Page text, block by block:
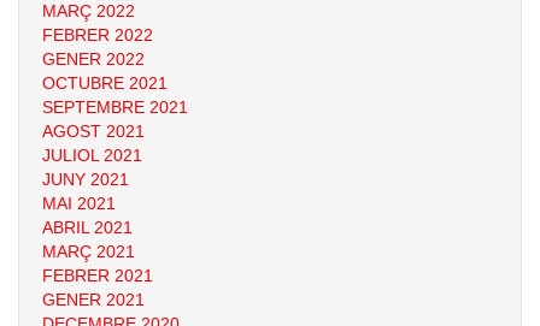
MARÇ 2022
FEBRER 2022
GENER 2022
OCTUBRE 2021
SEPTEMBRE 2021
AGOST 2021
JULIOL 2021
JUNY 2021
MAI 2021
ABRIL 2021
MARÇ 2021
FEBRER 2021
GENER 2021